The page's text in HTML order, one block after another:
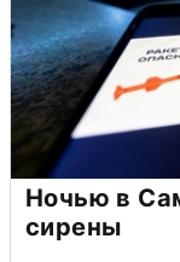
Ночью в
сирены